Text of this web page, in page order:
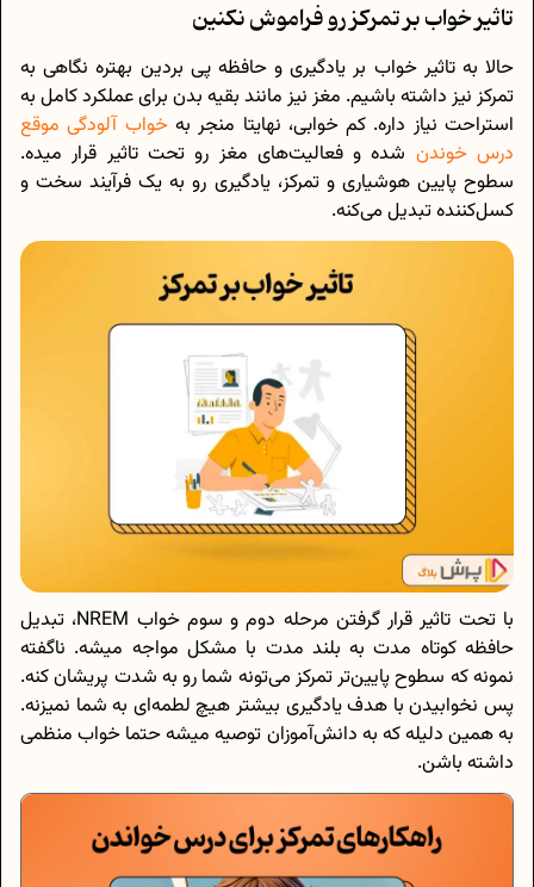
تاثیر خواب بر تمرکز رو فراموش نکنین
حالا به تاثیر خواب بر یادگیری و حافظه پی بردین بهتره نگاهی به
تمرکز نیز داشته باشیم. مغز نیز مانند بقیه بدن برای عملکرد کامل به
استراحت نیاز داره. کم خوابی، نهایتا منجر بهخواب آلودگی موقع
درس خوندن شده و فعالیت‌های مغز رو تحت تاثیر قرار میده.
سطوح پایین هوشیاری و تمرکز، یادگیری رو به یک فرآیند سخت و
کسل‌کننده تبدیل می‌کنه.
با تحت تاثیر قرار گرفتن مرحله دوم و سوم خواب NREM، تبدیل
حافظه کوتاه مدت به بلند مدت با مشکل مواجه میشه. ناگفته
نمونه که سطوح پایین‌تر تمرکز می‌تونه شما رو به شدت پریشان کنه.
پس نخوابیدن با هدف یادگیری بیشتر هیچ لطمه‌ای به شما نمیزنه.
به همین دلیله که به دانش‌آموزان توصیه میشه حتما خواب منظمی
داشته باشن.